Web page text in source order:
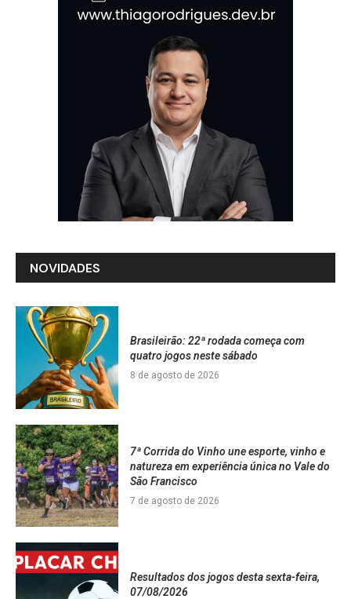
NOVIDADES
Brasileirão: 22ª rodada começa com
quatro jogos neste sábado
8 de agosto de 2026
7ª Corrida do Vinho une esporte, vinho e
natureza em experiência única no Vale do
São Francisco
7 de agosto de 2026
Resultados dos jogos desta sexta-feira,
07/08/2026